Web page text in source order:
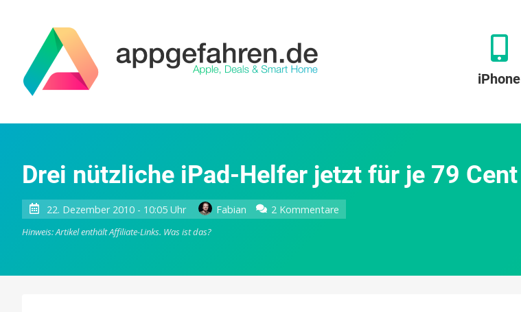
iPhone
Drei nützliche iPad-Helfer jetzt für je 79 Cent
22. Dezember 2010 - 10:05 Uhr Fabian 2 Kommentare
Hinweis: Artikel enthält Affiliate-Links. Was ist das?